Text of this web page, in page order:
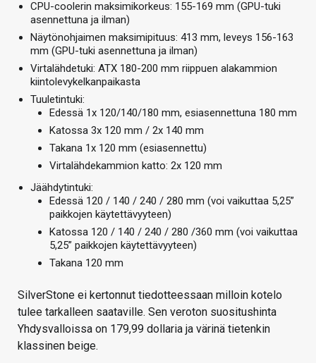
CPU-coolerin maksimikorkeus: 155-169 mm (GPU-tuki
asennettuna ja ilman)
Näytönohjaimen maksimipituus: 413 mm, leveys 156-163
mm (GPU-tuki asennettuna ja ilman)
Virtalähdetuki: ATX 180-200 mm riippuen alakammion
kiintolevykelkanpaikasta
Tuuletintuki:
Edessä 1x 120/140/180 mm, esiasennettuna 180 mm
Katossa 3x 120 mm / 2x 140 mm
Takana 1x 120 mm (esiasennettu)
Virtalähdekammion katto: 2x 120 mm
Jäähdytintuki:
Edessä 120 / 140 / 240 / 280 mm (voi vaikuttaa 5,25”
paikkojen käytettävyyteen)
Katossa 120 / 140 / 240 / 280 /360 mm (voi vaikuttaa
5,25” paikkojen käytettävyyteen)
Takana 120 mm
SilverStone ei kertonnut tiedotteessaan milloin kotelo
tulee tarkalleen saataville. Sen veroton suositushinta
Yhdysvalloissa on 179,99 dollaria ja värinä tietenkin
klassinen beige.